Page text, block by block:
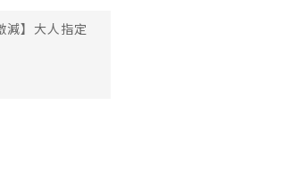
減】大人指定